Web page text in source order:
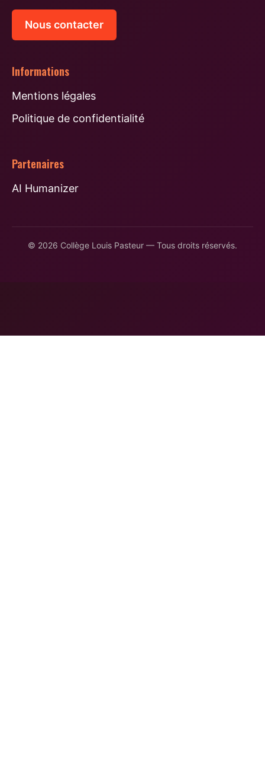
Nous contacter
Informations
Mentions légales
Politique de confidentialité
Partenaires
AI Humanizer
© 2026 Collège Louis Pasteur — Tous droits réservés.